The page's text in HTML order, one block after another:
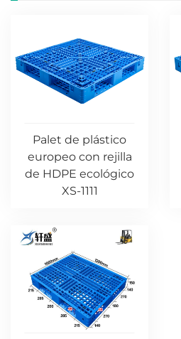
Palet de plástico
europeo con rejilla
de HDPE ecológico
XS-1111